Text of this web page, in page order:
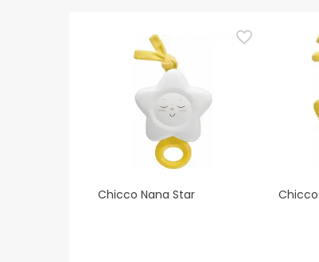
Chicco Nana Star Chicco